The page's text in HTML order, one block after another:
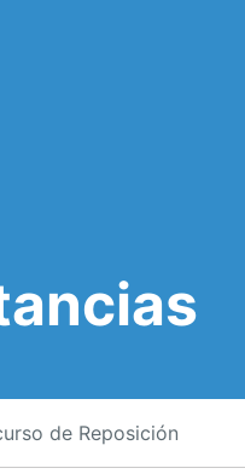
de Reposición